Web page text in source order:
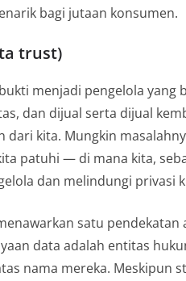
bagi jutaan konsumen.
trust)
menjadi pengelola yang
dan dijual serta dijual
dari kita. Mungkin
patuhi — di mana kita,
dan melindungi privasi
satu
data adalah entitas
nama mereka. Meskipun